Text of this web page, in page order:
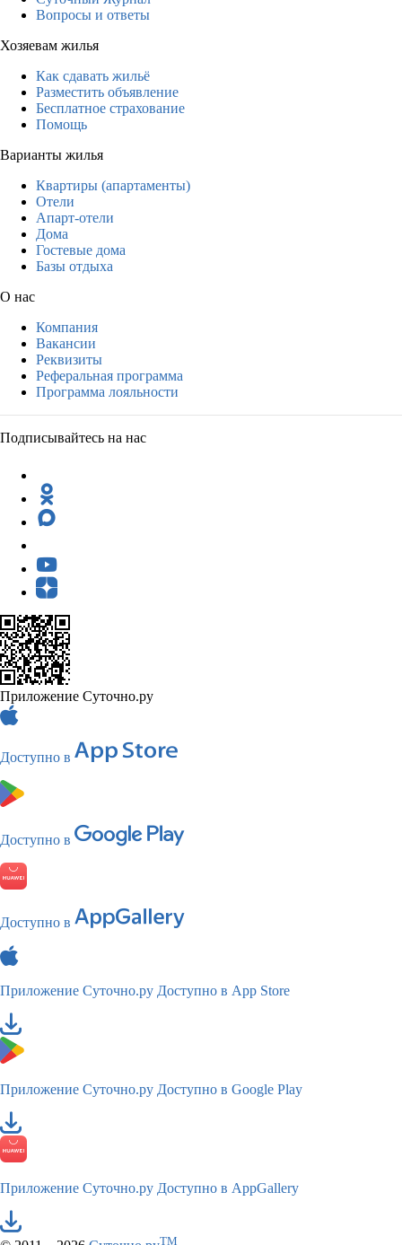
Вопросы и ответы
Хозяевам жилья
Как сдавать жильё
Разместить объявление
Бесплатное страхование
Помощь
Варианты жилья
Квартиры (апартаменты)
Отели
Апарт-отели
Дома
Гостевые дома
Базы отдыха
О нас
Компания
Вакансии
Реквизиты
Реферальная программа
Программа лояльности
Подписывайтесь на нас
Приложение Суточно.ру
Доступно в
Доступно в
Доступно в
Приложение Суточно.ру Доступно в App Store
Приложение Суточно.ру Доступно в Google Play
Приложение Суточно.ру Доступно в AppGallery
TM